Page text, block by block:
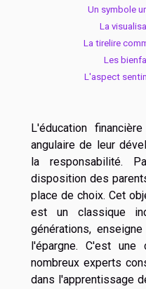
Un symbole
La
La tirelire
Les
L'aspect
L'éducation
angulaire de leur
la responsabilité.
disposition des
place de choix. Cet
est un classique
générations,
l'épargne. C'est une
nombreux experts
dans l'apprentissage